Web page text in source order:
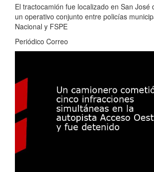
El tractocamión fue localizado en San José
un operativo conjunto entre policías
Nacional y FSPE
Periódico Correo